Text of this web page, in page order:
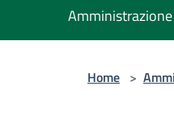
Amministrazione
Home >